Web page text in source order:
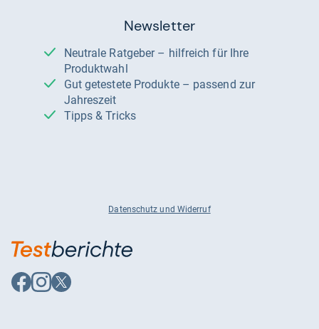
Newsletter
Neutrale Ratgeber – hilfreich für Ihre
Produktwahl
Gut getestete Produkte – passend zur
Jahreszeit
Tipps & Tricks
Datenschutz und Widerruf
Auf
Facebook
Auf
Instagram
Auf
X